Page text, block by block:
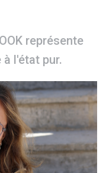
représente
l'état pur.